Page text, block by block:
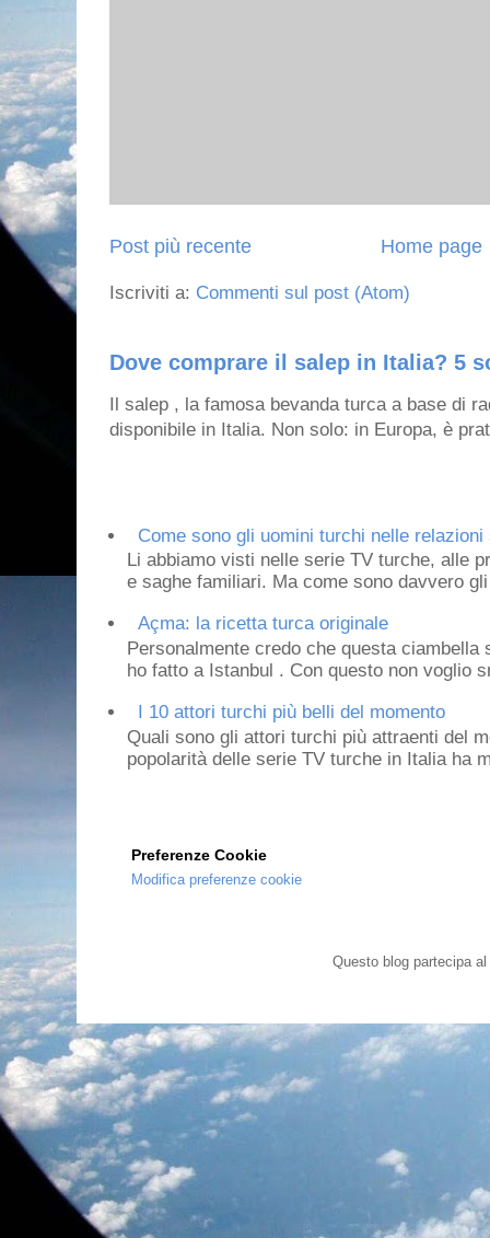
Post più recente Home page
Iscriviti a: Commenti sul post (Atom)
Dove comprare il salep in Italia? 5
Il salep , la famosa bevanda turca a base di
disponibile in Italia. Non solo: in Europa, è
Come sono gli uomini turchi nelle
Li abbiamo visti nelle serie TV turche, alle
e saghe familiari. Ma come sono davvero
Açma: la ricetta turca originale
Personalmente credo che questa
ho fatto a Istanbul . Con questo non voglio
I 10 attori turchi più belli del momento
Quali sono gli attori turchi più attraenti del
popolarità delle serie TV turche in Italia ha
Preferenze Cookie
Modifica preferenze cookie
Questo blog partecipa